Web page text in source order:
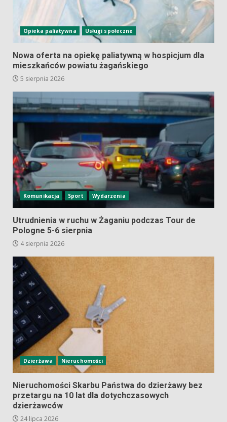
Opieka paliatywna Usługi społeczne
Nowa oferta na opiekę paliatywną w hospicjum dla
mieszkańców powiatu żagańskiego
5 sierpnia 2026
Komunikacja Sport Wydarzenia
Utrudnienia w ruchu w Żaganiu podczas Tour de
Pologne 5-6 sierpnia
4 sierpnia 2026
Dzierżawa Nieruchomości
Nieruchomości Skarbu Państwa do dzierżawy bez
przetargu na 10 lat dla dotychczasowych
dzierżawców
24 lipca 2026